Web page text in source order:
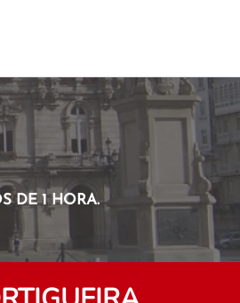
DE 1 HORA.